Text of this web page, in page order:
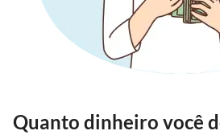
Quanto dinheiro você